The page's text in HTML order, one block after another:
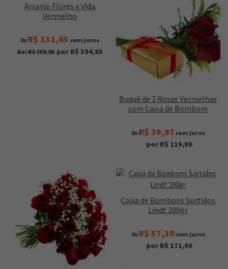
Arranjo Flores e Vida
Vermelho
3x R$ 131,65 sem juros
De: R$ 789,90 por R$ 394,95
Buquê de 2 Rosas Vermelhas
com Caixa de Bombom
3x R$ 39,97 sem juros
por R$ 119,90
Caixa de Bombons Sortidos
Lindt 200gr
3x R$ 57,30sem juros
por R$ 171,90